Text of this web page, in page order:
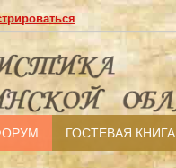
ГОСТЕВАЯ КНИГА